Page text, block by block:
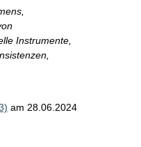
Instrumente,
am 28.06.2024